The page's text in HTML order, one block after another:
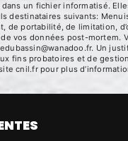
un fichier informatisé.
suivants:
de portabilité, de limitation,
vos données post-mortem.
Un
fins probatoires et de
cnil.fr pour plus